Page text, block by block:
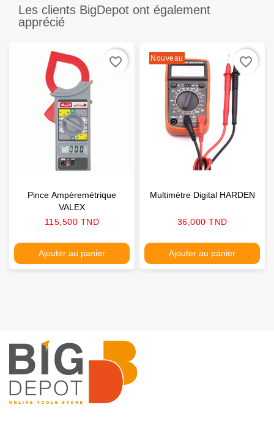
Les clients BigDepot ont également
apprécié
Pince Ampèremétrique
VALEX
Prix
115,500 TND
Ajouter au panier
favorite_border Nouveau
Multimètre Digital HARDEN
Prix
36,000 TND
Ajouter au panier
favorite_border